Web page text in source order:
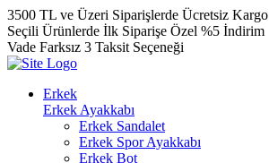
3500 TL ve Üzeri Siparişlerde Ücretsiz Kargo
Seçili Ürünlerde İlk Siparişe Özel %5 İndirim
Vade Farksız 3 Taksit Seçeneği
Erkek
Erkek Ayakkabı
Erkek Sandalet
Erkek Spor Ayakkabı
Erkek Bot